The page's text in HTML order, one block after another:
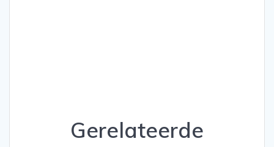
Gerelateerde